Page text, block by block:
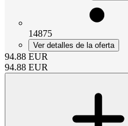
14875
Ver detalles de la oferta
94.88 EUR
94.88 EUR